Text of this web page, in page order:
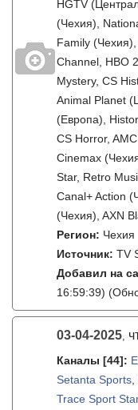
HGTV
(Чехия),
Family
Channel, HBO
Mystery, CS
Animal Planet
(Европа),
CS Horror,
Cinemax
Star, Retro
Canal+ Action
(Чехия), AXN
Регион: Чехия
Источник: TV
Добавил на
16:59:39)
03-04-2025,
Каналы [44]:
Setanta Sports
Trace Sport